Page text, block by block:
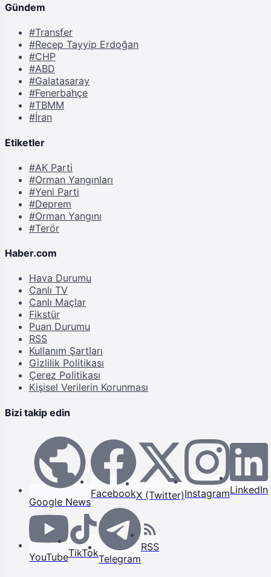
Gündem
#Transfer
#Recep Tayyip Erdoğan
#CHP
#ABD
#Galatasaray
#Fenerbahçe
#TBMM
#İran
Etiketler
#AK Parti
#Orman Yangınları
#Yeni Parti
#Deprem
#Orman Yangını
#Terör
Haber.com
Hava Durumu
Canlı TV
Canlı Maçlar
Fikstür
Puan Durumu
RSS
Kullanım Şartları
Gizlilik Politikası
Çerez Politikası
Kişisel Verilerin Korunması
Bizi takip edin
Google News
FacebookX (Twitter)InstagramLinkedIn
YouTubeTikTokTelegram
RSS